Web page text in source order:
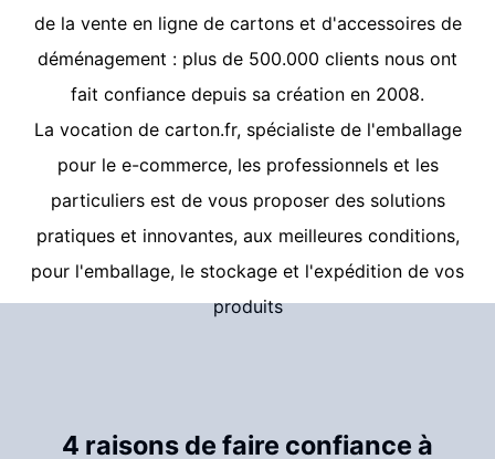
de la vente en ligne de cartons et d'accessoires de
déménagement : plus de 500.000 clients nous ont
fait confiance depuis sa création en 2008.
La vocation de carton.fr, spécialiste de l'emballage
pour le e-commerce, les professionnels et les
particuliers est de vous proposer des solutions
pratiques et innovantes, aux meilleures conditions,
pour l'emballage, le stockage et l'expédition de vos
produits
4 raisons de faire confiance à